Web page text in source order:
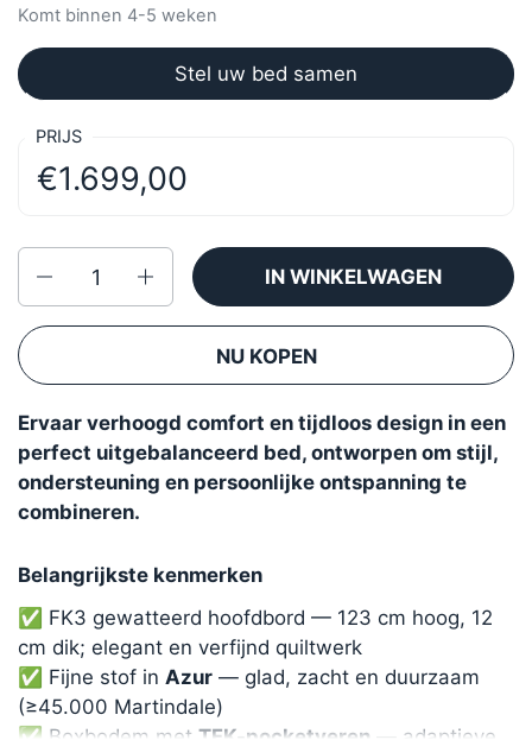
Komt binnen 4-5 weken
Stel uw bed samen
PRIJS
€1.699,00
IN WINKELWAGEN
NU KOPEN
Ervaar verhoogd comfort en tijdloos design in een
perfect uitgebalanceerd bed, ontworpen om stijl,
ondersteuning en persoonlijke ontspanning te
combineren.
Belangrijkste kenmerken
✅ FK3 gewatteerd hoofdbord — 123 cm hoog, 12
cm dik; elegant en verfijnd quiltwerk
✅ Fijne stof in Azur — glad, zacht en duurzaam
(≥45.000 Martindale)